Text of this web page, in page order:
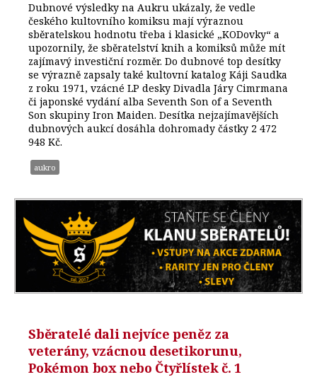
Dubnové výsledky na Aukru ukázaly, že vedle
českého kultovního komiksu mají výraznou
sběratelskou hodnotu třeba i klasické „KODovky“ a
upozornily, že sběratelství knih a komiksů může mít
zajímavý investiční rozměr. Do dubnové top desítky
se výrazně zapsaly také kultovní katalog Káji Saudka
z roku 1971, vzácné LP desky Divadla Járy Cimrmana
či japonské vydání alba Seventh Son of a Seventh
Son skupiny Iron Maiden. Desítka nejzajímavějších
dubnových aukcí dosáhla dohromady částky 2 472
948 Kč.
aukro
Sběratelé dali nejvíce peněz za
veterány, vzácnou desetikorunu,
Pokémon box nebo Čtyřlístek č. 1